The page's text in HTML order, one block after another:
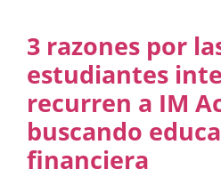
3 razones por
estudiantes
recurren a IM
buscando
financiera